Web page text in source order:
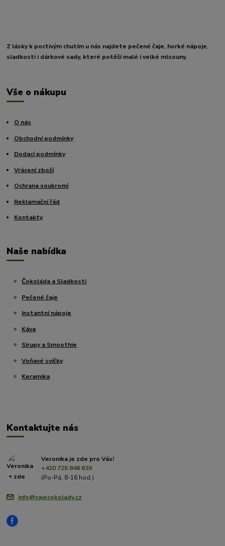
Z lásky k poctivým chutím u nás najdete pečené čaje, horké nápoje,
sladkosti i dárkové sady, které potěší malé i velké mlsouny.
Vše o nákupu
O nás
Obchodní podmínky
Dodací podmínky
Vrácení zboží
Ochrana soukromí
Reklamační řád
Kontakty
Naše nabídka
Čokoláda a Sladkosti
Pečené čaje
Instantní nápoje
Káva
Sirupy a Smoothie
Voňavé svíčky
Keramika
Kontaktujte nás
Veronika je zde pro Vás!
+420 725 846 639
(Po-Pá, 8-16 hod.)
info@cajecokolady.cz